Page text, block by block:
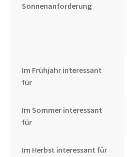
Sonnenanforderung
Im Frühjahr interessant
für
Im Sommer interessant
für
Im Herbst interessant für